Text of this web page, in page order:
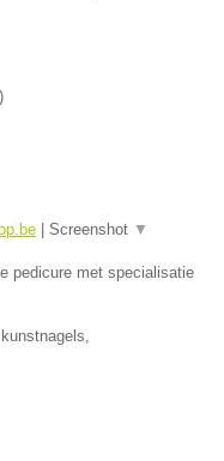
)
Screenshot ▼
pedicure met specialisatie